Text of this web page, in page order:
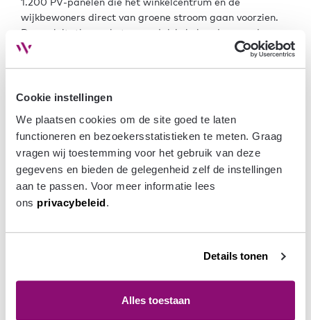
Cookie instellingen
We plaatsen cookies om de site goed te laten
functioneren en bezoekersstatistieken te meten. Graag
vragen wij toestemming voor het gebruik van deze
gegevens en bieden de gelegenheid zelf de instellingen
aan te passen. Voor meer informatie lees
ons privacybeleid.
Details tonen
Alles toestaan
wijkbewoners direct van groene stroom gaan voorzien.
De exploitatie van het zonnedak is in handen van de
lokale energiecoöperatie Buren van Bliek. Daarnaast
streven een mix te realiseren van duurzame landelijke en
Hart van de Waalsprong
Hart van de Waalsprong ligt in de wijk Hof van Holland.
De nieuwste wijk van Nijmegen-Noord is gunstig gelegen
tussen Spiegelwaal, Graaf Alardsingel en spoorlijn. Hart
van de Waalsprong vormt, zoals de naam al aangeeft,
hét woon- en winkelhart van de Waalsprong. De
winkelcentrum komen in Hart van de Waalsprong 504
gezellige horecagelegenheden. De nieuwe stadswijk